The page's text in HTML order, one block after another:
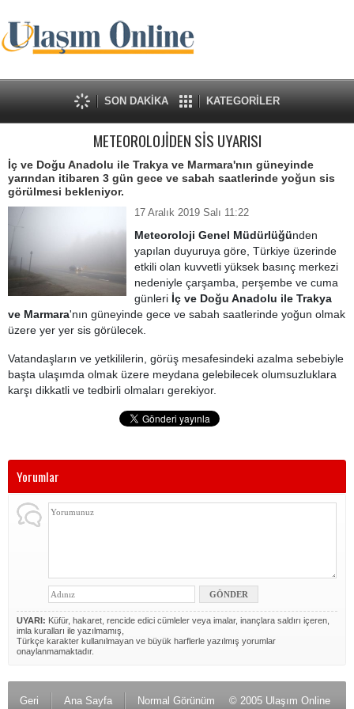
SON DAKİKA KATEGORİLER
METEOROLOJİDEN SİS UYARISI
İç ve Doğu Anadolu ile Trakya ve Marmara'nın güneyinde
yarından itibaren 3 gün gece ve sabah saatlerinde yoğun sis
görülmesi bekleniyor.
17 Aralık 2019 Salı 11:22
Meteoroloji Genel Müdürlüğünden
yapılan duyuruya göre, Türkiye üzerinde
etkili olan kuvvetli yüksek basınç merkezi
nedeniyle çarşamba, perşembe ve cuma
günleri İç ve Doğu Anadolu ile Trakya
ve Marmara'nın güneyinde gece ve sabah saatlerinde yoğun olmak
üzere yer yer sis görülecek.
Vatandaşların ve yetkililerin, görüş mesafesindeki azalma sebebiyle
başta ulaşımda olmak üzere meydana gelebilecek olumsuzluklara
karşı dikkatli ve tedbirli olmaları gerekiyor.
Yorumlar
UYARI: Küfür, hakaret, rencide edici cümleler veya imalar, inançlara saldırı içeren,
imla kuralları ile yazılmamış,
Türkçe karakter kullanılmayan ve büyük harflerle yazılmış yorumlar
onaylanmamaktadır.
Geri Ana Sayfa Normal Görünüm © 2005 Ulaşım Online